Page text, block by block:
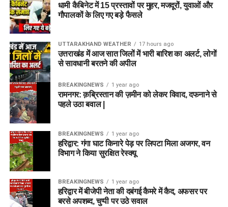
धामी कैबिनेट में 15 प्रस्तावों पर मुहर, मजदूरों, युवाओं और
गौपालकों के लिए गए बड़े फैसले
UTTARAKHAND WEATHER 17 hours ago
उत्तराखंड में आज सात जिलों में भारी बारिश का अलर्ट, लोगों
से सावधानी बरतने की अपील
BREAKINGNEWS 1 year ago
रामनगर: क़ब्रिस्तान की ज़मीन को लेकर विवाद, दफनाने से
पहले उठा बवाल |
BREAKINGNEWS 1 year ago
हरिद्वार: गंगा घाट किनारे पेड़ पर लिपटा मिला अजगर, वन
विभाग ने किया सुरक्षित रेस्क्यू
BREAKINGNEWS 1 year ago
हरिद्वार में बीजेपी नेता की दबंगई कैमरे में कैद, अफसर पर
बरसे अपशब्द, चुप्पी पर उठे सवाल